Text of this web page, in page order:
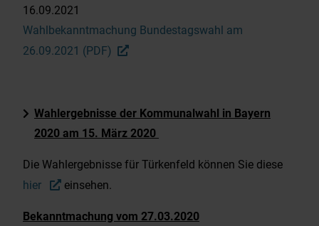
Energie- und Wärmeplanung
Datenschutzhinweise zu
videoüberwachten Bereichen
Beiträge-Archiv
16.09.2021
Wahlbekanntmachung Bundestagswahl am
26.09.2021 (PDF)
Wahlergebnisse der Kommunalwahl in Bayern
2020 am 15. März 2020
Die Wahlergebnisse für Türkenfeld können Sie diese
hier
einsehen.
Bekanntmachung vom 27.03.2020